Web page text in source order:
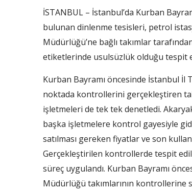
İSTANBUL – İstanbul’da Kurban
bulunan dinlenme tesisleri, petrol
Müdürlüğü’ne bağlı takımlar
etiketlerinde usulsüzlük olduğu tespit
Kurban Bayramı öncesinde İstanbul İl
noktada kontrollerini gerçekleştiren
işletmeleri de tek tek denetledi.
başka işletmelere kontrol gayesiyle
satılması gereken fiyatlar ve son
Gerçekleştirilen kontrollerde tespit
süreç uygulandı. Kurban Bayramı
Müdürlüğü takımlarının kontrollerine